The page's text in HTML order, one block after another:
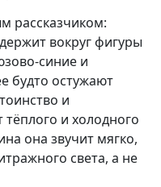
рассказчиком:
вокруг фигуры
синие и
будто остужают
и
тёплого и холодного
она звучит мягко,
света, а не